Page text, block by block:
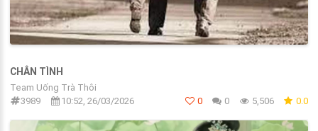
CHÂN TÌNH
Team Uống Trà Thôi
3989
10:52, 26/03/2026 0 0 5,506 0.0